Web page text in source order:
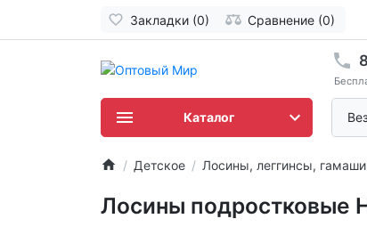
Закладки (0) Сравнение (0)
Каталог
Детское Лосины, леггинсы, гамаши
Лосины подростковые